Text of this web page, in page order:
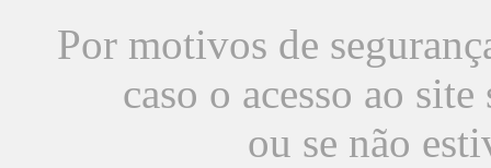
Por motivos de
caso o acesso ao
ou se não